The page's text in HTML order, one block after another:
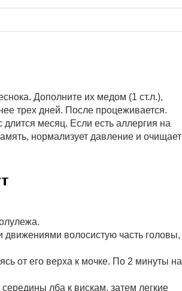
Дополните их медом (1 ст.л.),
трех дней. После процеживается.
месяц. Если есть аллергия на
нормализует давление и очищает
волосистую часть головы,
от его верха к мочке. По 2 минуты на
лба к вискам, затем легкие